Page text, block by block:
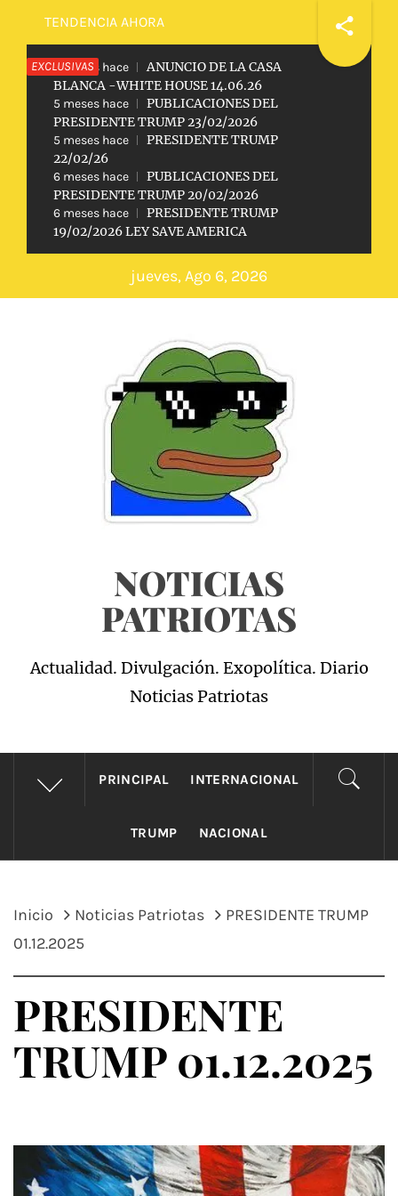
Saltar
contenido
TENDENCIA AHORA
EXCLUSIVAS
2 meses hace
ANUNCIO DE LA CASA
BLANCA -WHITE HOUSE 14.06.26
5 meses hace
PUBLICACIONES DEL
PRESIDENTE TRUMP 23/02/2026
5 meses hace
PRESIDENTE TRUMP
22/02/26
6 meses hace
PUBLICACIONES DEL
PRESIDENTE TRUMP 20/02/2026
6 meses hace
PRESIDENTE TRUMP
19/02/2026 LEY SAVE AMERICA
jueves, Ago 6, 2026
NOTICIAS
PATRIOTAS
Actualidad. Divulgación. Exopolítica. Diario
Noticias Patriotas
PRINCIPAL INTERNACIONAL
TRUMP NACIONAL
Inicio Noticias Patriotas
PRESIDENTE TRUMP
01.12.2025
PRESIDENTE
TRUMP 01.12.2025